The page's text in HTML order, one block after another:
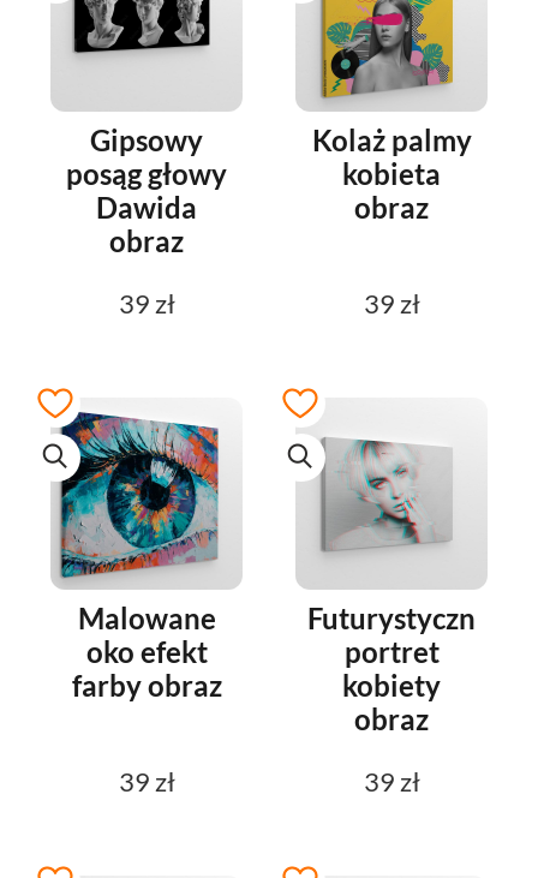
Gipsowy
posąg głowy
Dawida
obraz
39 zł
Kolaż palmy
kobieta
obraz
39 zł
Malowane
oko efekt
farby obraz
39 zł
Futurystyczny
portret
kobiety
obraz
39 zł